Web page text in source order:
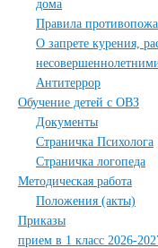
дома
Правила
О запрете курения,
Антитеррор
Обучение детей с ОВЗ
Документы
Страничка Психолога
Страничка логопеда
Методическая работа
Положения (акты)
Приказы
прием в 1 класс 2026-